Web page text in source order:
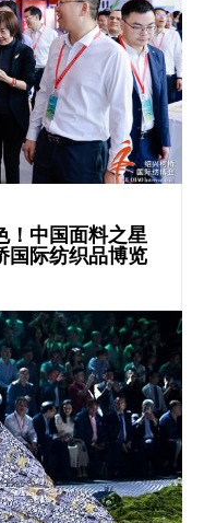
！中国面料之星
国际纺织品博览